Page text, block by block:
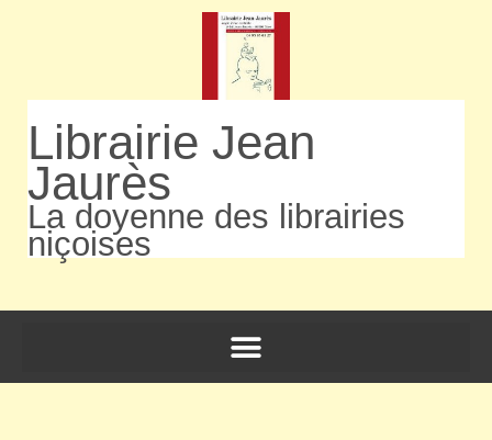
Librairie Jean
Jaurès
La doyenne des librairies
niçoises